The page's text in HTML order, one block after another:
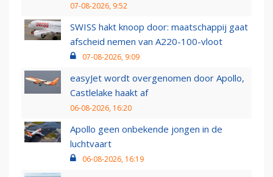
07-08-2026, 9:52
SWISS hakt knoop door: maatschappij gaat
afscheid nemen van A220-100-vloot
07-08-2026, 9:09
easyJet wordt overgenomen door Apollo,
Castlelake haakt af
06-08-2026, 16:20
Apollo geen onbekende jongen in de
luchtvaart
06-08-2026, 16:19